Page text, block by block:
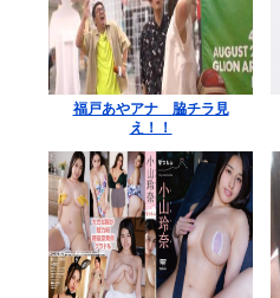
福戸あやアナ 脇チラ見
え！！